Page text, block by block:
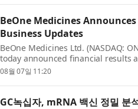
BeOne Medicines
Business Updates
BeOne Medicines Ltd. (NASDAQ:
today announced financial results
Oyler, Co-Founder, Chairman, and
08월 07일 11:20
GC녹십자, mRNA 백신 정밀 분